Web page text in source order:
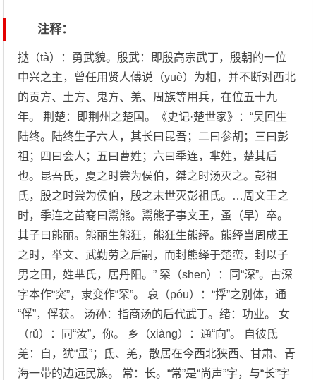
注释：
挞（tà）：勇武貌。殷武：即殷高宗武丁，殷朝的一位
中兴之主，曾任用贤人傅说（yuè）为相，并不断对西北
的贡方、土方、鬼方、羌、周族等用兵，在位五十九
年。 荆楚：即荆州之楚国。《史记·楚世家》：“吴回生
陆终。陆终生子六人，其长曰昆吾；二曰参胡；三曰彭
祖；四曰会人；五曰曹姓；六曰季连，芈姓，楚其后
也。昆吾氏，夏之时尝为侯伯，桀之时汤灭之。彭祖
氏，殷之时尝为侯伯，殷之末世灭彭祖氏。…周文王之
时，季连之苗裔曰鬻熊。鬻熊子事文王，蚤（早）卒。
其子曰熊丽。熊丽生熊狂，熊狂生熊绎。熊绎当周成王
之时，举文、武勤劳之后嗣，而封熊绎于楚蛮，封以子
男之田，姓芈氏，居丹阳。” 罙（shēn）：同“深”。古深
字本作“突”，隶变作“罙”。 裒（póu）：“捊”之别体，通
“俘”，俘获。 汤孙：指商汤的后代武丁。绪：功业。 女
（rǔ）：同“汝”，你。 乡（xiàng）：通“向”。 自彼氐
羌：自，犹“虽”；氐、羌，散居在今西北狭西、甘肃、青
海一带的边远民族。 常：长。“常”是“尚声”字，与“长”字